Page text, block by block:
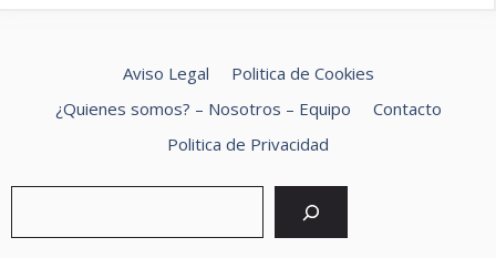
Aviso Legal
Politica de Cookies
¿Quienes somos? – Nosotros – Equipo
Contacto
Politica de Privacidad